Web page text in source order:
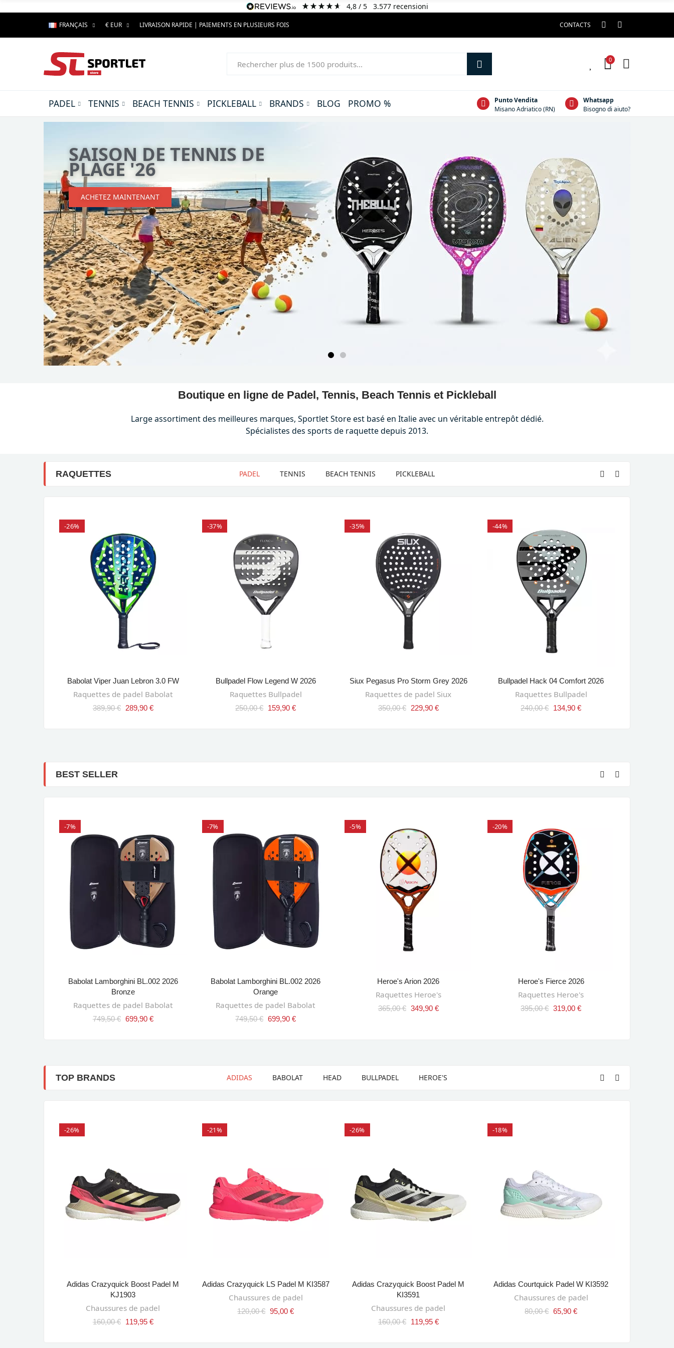
4,8/ 5 3.577 recensioni
FRANÇAIS € EUR LIVRAISON RAPIDE | PAIEMENTS EN PLUSIEURS FOIS CONTACTS
0
PADEL TENNIS BEACH TENNIS PICKLEBALL BRANDS BLOG PROMO %
Punto Vendita
Misano Adriatico (RN)
Whatsapp
Bisogno di aiuto?
AGUSTÍN TAPIA - NOUVELLE
COLLECTION AT10
ACHETEZ MAINTENANT
Boutique en ligne de Padel, Tennis, Beach Tennis et Pickleball
Large assortiment des meilleures marques, Sportlet Store est basé en Italie avec un véritable entrepôt dédié.
Spécialistes des sports de raquette depuis 2013.
RAQUETTES PADEL TENNIS BEACH TENNIS PICKLEBALL
-26%
AJOUTER AU PANIER
Babolat Viper Juan Lebron 3.0 FW
Raquettes de padel Babolat
389,90 € 289,90 €
-37%
AJOUTER AU PANIER
Bullpadel Flow Legend W 2026
Raquettes Bullpadel
250,00 € 159,90 €
-35%
AJOUTER AU PANIER
Siux Pegasus Pro Storm Grey 2026
Raquettes de padel Siux
350,00 € 229,90 €
-44%
AJOUTER AU PANIER
Bullpadel Hack 04 Comfort 2026
Raquettes Bullpadel
240,00 € 134,90 €
BEST SELLER
-7%
AJOUTER AU PANIER
Babolat Lamborghini BL.002 2026
Bronze
Raquettes de padel Babolat
749,50 € 699,90 €
-7%
AJOUTER AU PANIER
Babolat Lamborghini BL.002 2026
Orange
Raquettes de padel Babolat
749,50 € 699,90 €
-5%
AJOUTER AU PANIER
Heroe's Arion 2026
Raquettes Heroe's
365,00 € 349,90 €
-20%
AJOUTER AU PANIER
Heroe's Fierce 2026
Raquettes Heroe's
395,00 € 319,00 €
TOP BRANDS ADIDAS BABOLAT HEAD BULLPADEL HEROE'S
-26%
SELECT OPTIONS
Adidas Crazyquick Boost Padel M
KJ1903
Chaussures de padel
160,00 € 119,95 €
-21%
SELECT OPTIONS
Adidas Crazyquick LS Padel M KI3587
Chaussures de padel
120,00 € 95,00 €
-26%
SELECT OPTIONS
Adidas Crazyquick Boost Padel M
KI3591
Chaussures de padel
160,00 € 119,95 €
-18%
SELECT OPTIONS
Adidas Courtquick Padel W KI3592
Chaussures de padel
80,00 € 65,90 €